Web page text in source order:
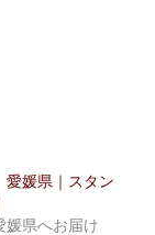
媛県｜スタン
媛県へお届け